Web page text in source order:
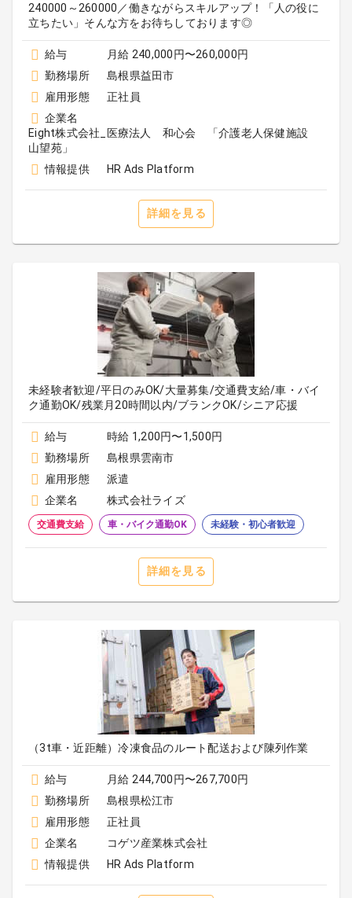
240000～260000／働きながらスキルアップ！「人の役に
立ちたい」そんな方をお待ちしております◎
給与
月給 240,000円〜260,000円
勤務場所
島根県益田市
雇用形態
正社員
企業名
Eight株式会社_医療法人 和心会 「介護老人保健施設
山望苑」
情報提供
HR Ads Platform
詳細を見る
未経験者歓迎/平日のみOK/大量募集/交通費支給/車・バイ
ク通勤OK/残業月20時間以内/ブランクOK/シニア応援
給与
時給 1,200円〜1,500円
勤務場所
島根県雲南市
雇用形態
派遣
企業名
株式会社ライズ
交通費支給 車・バイク通勤OK 未経験・初心者歓迎
詳細を見る
（3t車・近距離）冷凍食品のルート配送および陳列作業
給与
月給 244,700円〜267,700円
勤務場所
島根県松江市
雇用形態
正社員
企業名
コゲツ産業株式会社
情報提供
HR Ads Platform